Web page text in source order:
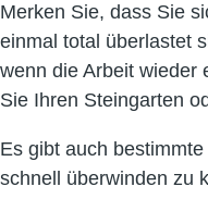
Merken Sie, dass Sie
einmal total überlastet
wenn die Arbeit wieder
Sie Ihren Steingarten
Es gibt auch bestimmte
schnell überwinden zu